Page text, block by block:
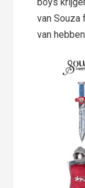
van Souza
van